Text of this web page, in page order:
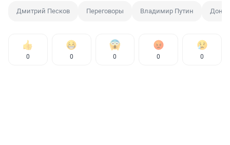
Дмитрий Песков Переговоры Владимир Путин
0 0 0 0 0